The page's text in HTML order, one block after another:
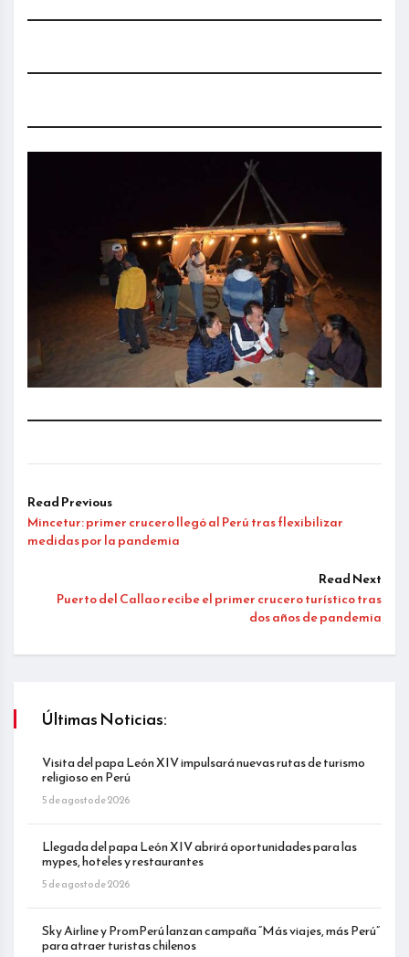
Read Previous
Mincetur: primer crucero llegó al Perú tras flexibilizar
medidas por la pandemia
Read Next
Puerto del Callao recibe el primer crucero turístico tras
dos años de pandemia
Últimas Noticias:
Visita del papa León XIV impulsará nuevas rutas de turismo
religioso en Perú
5 de agosto de 2026
Llegada del papa León XIV abrirá oportunidades para las
mypes, hoteles y restaurantes
5 de agosto de 2026
Sky Airline y PromPerú lanzan campaña “Más viajes, más Perú”
para atraer turistas chilenos